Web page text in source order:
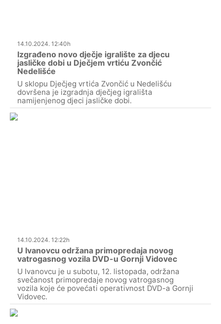
14.10.2024. 12:40h
Izgrađeno novo dječje igralište za djecu
jasličke dobi u Dječjem vrtiću Zvončić
Nedelišće
U sklopu Dječjeg vrtića Zvončić u Nedelišću
dovršena je izgradnja dječjeg igrališta
namijenjenog djeci jasličke dobi.
14.10.2024. 12:22h
U Ivanovcu održana primopredaja novog
vatrogasnog vozila DVD-u Gornji Vidovec
U Ivanovcu je u subotu, 12. listopada, održana
svečanost primopredaje novog vatrogasnog
vozila koje će povećati operativnost DVD-a Gornji
Vidovec.